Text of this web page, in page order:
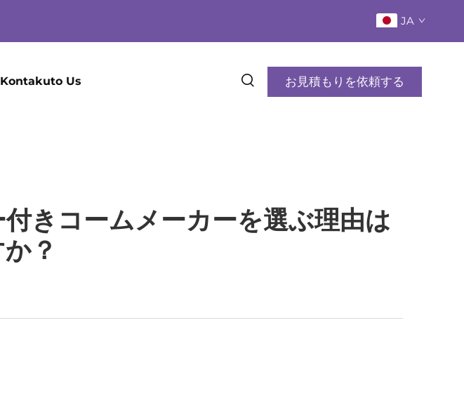
JA
Kontakuto Us お見積もりを依頼する
きコームメーカーを選ぶ理由は
？